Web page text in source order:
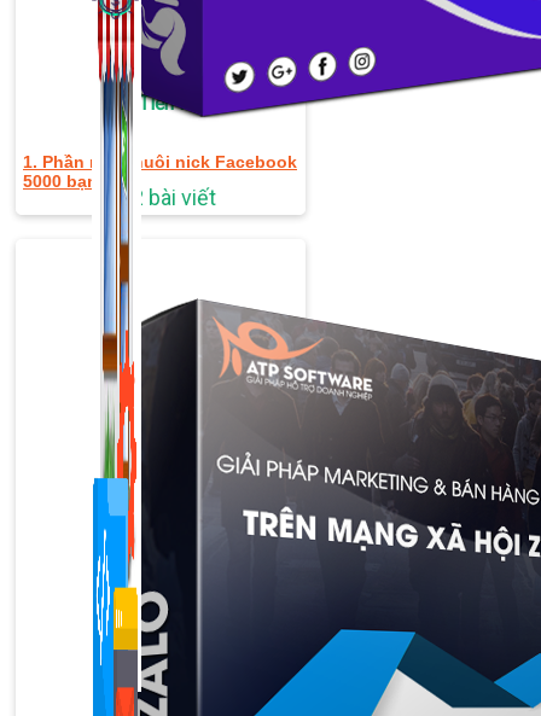
Kiếm Tiền MMO
1,422 bài viết
1. Phần mềm nuôi nick Facebook
5000 bạn bè